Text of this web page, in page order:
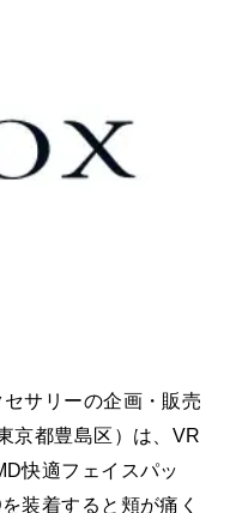
サリーの企画・販売
京都豊島区）は、VR
快適フェイスパッ
装着すると頬が痛く